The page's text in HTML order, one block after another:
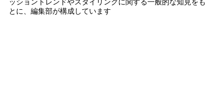
とに、編集部が構成しています